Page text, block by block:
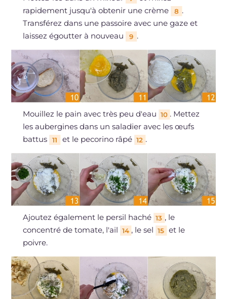
rapidement jusqu'à obtenir une crème
8 .
Transférez dans une passoire avec une gaze et
laissez égoutter à nouveau
9 .
Mouillez le pain avec très peu d'eau 10 . Mettez
les aubergines dans un saladier avec les œufs
battus
11 et le pecorino râpé 12 .
Ajoutez également le persil haché 13 , le
concentré de tomate, l'ail 14 , le sel 15 et le
poivre.